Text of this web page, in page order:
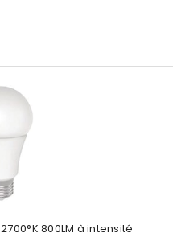
2700°K 800LM à intensité